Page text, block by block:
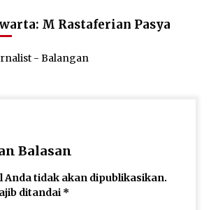
M Rastaferian Pasya
- Balangan
Balasan
Anda tidak akan dipublikasikan.
ditandai *